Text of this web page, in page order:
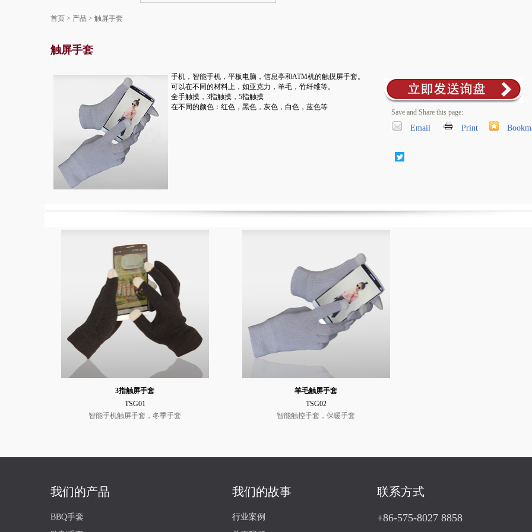
首页 > 产品 > 触屏手套
触屏手套
手机，智能手机，平板电脑，信息亭和ATM机的触摸屏手套。
可以在不同的材料上，如亚克力，羊毛，竹纤维等。
全手触摸，3指触摸，5指触摸
在不同的颜色：红色，黑色，灰色，白色，蓝色等
Save and Share this page:
Email Print
3指触屏手套
TSG01
智能手机触屏手套，冬季手套
羊毛触屏手套
TSG02
智能触控手套，保暖手套
我们的产品
BBQ手套
我们的故事
行业案例
联系方式
+86-575-8027 8858